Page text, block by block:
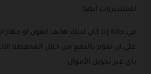
للمشتريات ايضا .
في حالة إذا كان لديك هاتف ايفون او جهاز
على ان تقوم بالدفع من خلال المحفظة
باي عبر تحويل الأموال .